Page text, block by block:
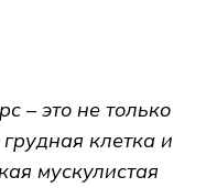
– это не только
клетка и
мускулистая